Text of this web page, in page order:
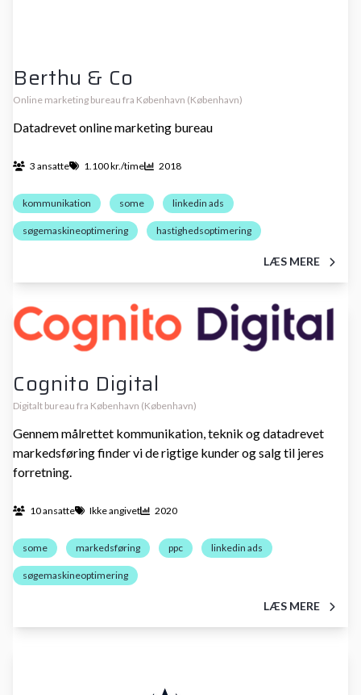
Berthu & Co
Online marketing bureau fra København (København)
Datadrevet online marketing bureau
3 ansatte 1.100 kr./time 2018
kommunikation some linkedin ads
søgemaskineoptimering hastighedsoptimering
LÆS MERE
Cognito Digital
Digitalt bureau fra København (København)
Gennem målrettet kommunikation, teknik og datadrevet
markedsføring finder vi de rigtige kunder og salg til jeres
forretning.
10 ansatte Ikke angivet 2020
some markedsføring ppc linkedin ads
søgemaskineoptimering
LÆS MERE